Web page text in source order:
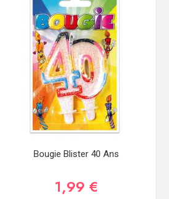
Bougie Blister 40 Ans
1,99 €